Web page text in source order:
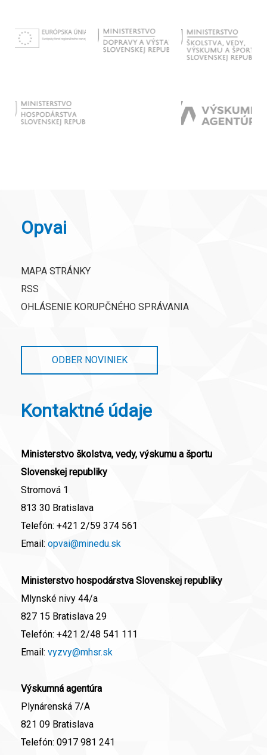
Opvai
MAPA STRÁNKY
RSS
OHLÁSENIE KORUPČNÉHO SPRÁVANIA
ODBER NOVINIEK
Kontaktné údaje
Ministerstvo školstva, vedy, výskumu a športu
Slovenskej republiky
Stromová 1
813 30 Bratislava
Telefón: +421 2/59 374 561
Email: opvai@minedu.sk
Ministerstvo hospodárstva Slovenskej republiky
Mlynské nivy 44/a
827 15 Bratislava 29
Telefón: +421 2/48 541 111
Email: vyzvy@mhsr.sk
Výskumná agentúra
Plynárenská 7/A
821 09 Bratislava
Telefón: 0917 981 241